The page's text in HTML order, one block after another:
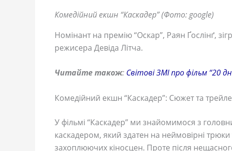
Комедійний екшн “Каскадер” (Фото: google)
Номінант на премію “Оскар”, Раян Ґослінґ,
режисера Девіда Літча.
Читайте також: Світові ЗМІ про фільм “20
Комедійний екшн “Каскадер”: Сюжет та
У фільмі “Каскадер” ми знайомимося з
каскадером, який здатен на неймовірні
захоплюючих кіносцен. Проте після